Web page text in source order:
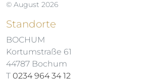
© August 2026
Standorte
BOCHUM
Kortumstraße 61
44787 Bochum
T 0234 964 34 12